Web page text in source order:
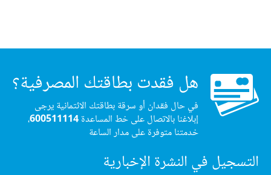
هل فقدت بطاقتك المصرفية؟
في حال فقدان أو سرقة بطاقتك الائتمانية يرجى
إبلاغنا بالاتصال على خط المساعدة600511114،
خدمتنا متوفرة على مدار الساعة
التسجيل في النشرة الإخبارية